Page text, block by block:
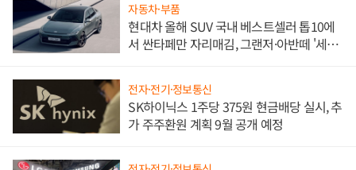
자동차·부품
현대차 올해 SUV 국내 베스트셀러 톱10에
서 싼타페만 자리매김, 그랜저·아반떼 '세단
전자·전기·정보통신
SK하이닉스 1주당 375원 현금배당 실시, 추
가 주주환원 계획 9월 공개 예정